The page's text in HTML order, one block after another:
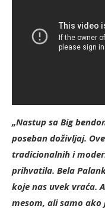
„Nastup sa Big
poseban doživljaj.
tradicionalnih i
prihvatila. Bela
koje nas uvek vraća.
mesom, ali samo ako